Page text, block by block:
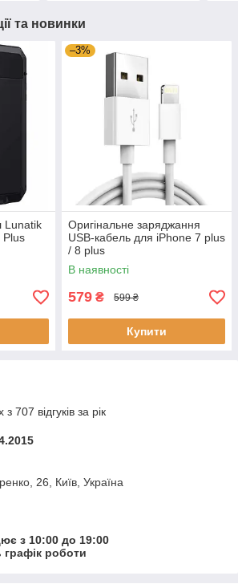
та новинки
Lunatik
Plus
–3%
Оригінальне заряджання
USB-кабель для iPhone 7 plus
/ 8 plus
В наявності
579 ₴ 599 ₴
Купити
707 відгуків за рік
26, Київ, Україна
з 10:00 до 19:00
графік роботи